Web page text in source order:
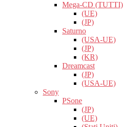
Mega-CD (TUTTI)
(UE)
(JP)
Saturno
(USA-UE)
(JP)
(KR)
Dreamcast
(JP)
(USA-UE)
Sony
PSone
(JP)
(UE)